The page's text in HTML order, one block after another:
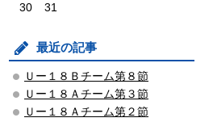
30
31
最近の記事
Ｕー１８Ｂチーム第８節
Ｕー１８Ａチーム第３節
Ｕー１８Ａチーム第２節